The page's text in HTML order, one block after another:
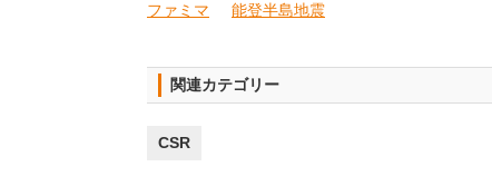
ファミマ 能登半島地震
関連カテゴリー
CSR